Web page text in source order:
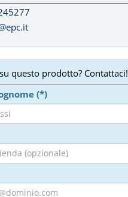
questo prodotto? Contattaci!
(*)